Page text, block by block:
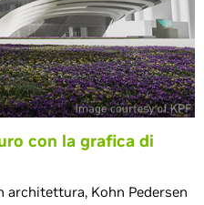
con la grafica di
architettura, Kohn Pedersen